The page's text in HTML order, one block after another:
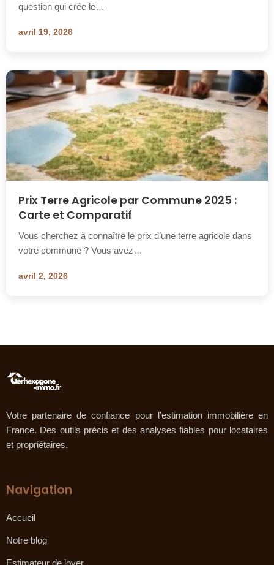
question qui crée le…
avril 19, 2026
Prix Terre Agricole par Commune 2025 :
Carte et Comparatif
Vous cherchez à connaître le prix d’une terre agricole dans
votre commune ? Vous avez…
avril 2, 2026
Votre partenaire de confiance pour l'estimation immobilière en
France. Des outils précis et des analyses fiables pour locataires
et propriétaires.
Navigation
Accueil
Notre blog
Estimateur de loyer